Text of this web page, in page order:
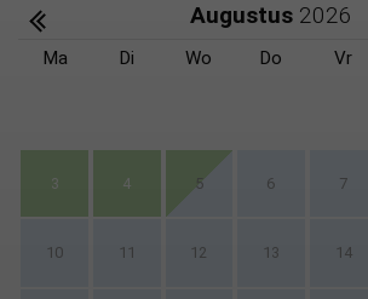
Augustus 2026
Ma Di Wo Do Vr
3 4 5 6 7
10 11 12 13 14